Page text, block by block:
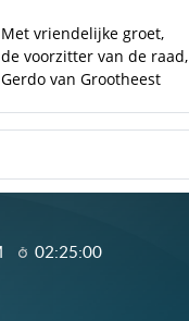
Met vriendelijke groet,
de voorzitter van de raad,
Gerdo van Grootheest